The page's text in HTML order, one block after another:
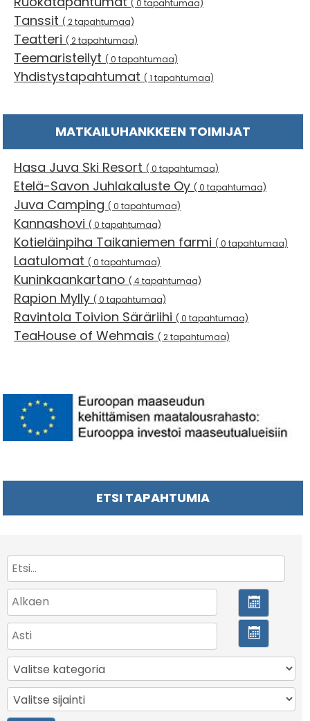
( 0 tapahtumaa)
Tanssit ( 2 tapahtumaa)
Teatteri ( 2 tapahtumaa)
Teemaristeilyt ( 0 tapahtumaa)
Yhdistystapahtumat ( 1 tapahtumaa)
MATKAILUHANKKEEN TOIMIJAT
Hasa Juva Ski Resort ( 0 tapahtumaa)
Etelä-Savon Juhlakaluste Oy ( 0 tapahtumaa)
Juva Camping ( 0 tapahtumaa)
Kannashovi ( 0 tapahtumaa)
Kotieläinpiha Taikaniemen farmi ( 0 tapahtumaa)
Laatulomat ( 0 tapahtumaa)
Kuninkaankartano ( 4 tapahtumaa)
Rapion Mylly ( 0 tapahtumaa)
Ravintola Toivion Säräriihi ( 0 tapahtumaa)
TeaHouse of Wehmais ( 2 tapahtumaa)
ETSI TAPAHTUMIA